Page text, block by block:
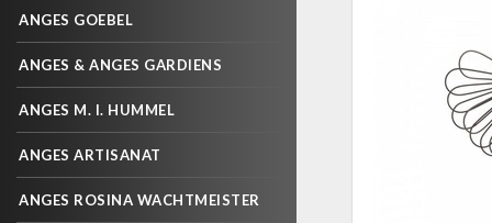
ANGES GOEBEL
ANGES & ANGES GARDIENS
ANGES M. I. HUMMEL
ANGES ARTISANAT
ANGES ROSINA WACHTMEISTER